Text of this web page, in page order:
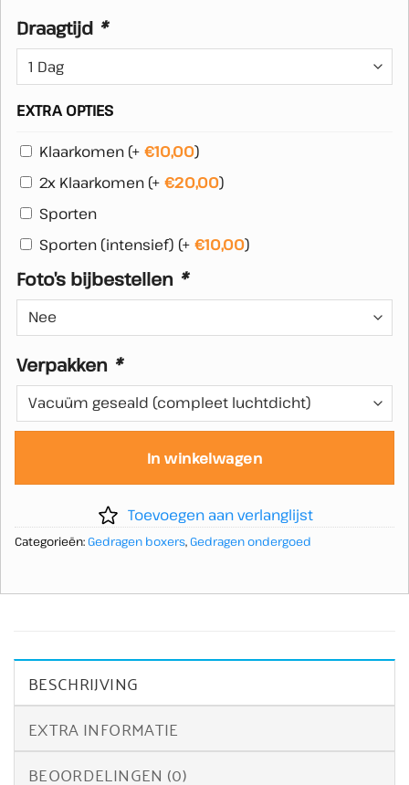
Draagtijd *
EXTRA OPTIES
Klaarkomen (+ €10,00)
2x Klaarkomen (+ €20,00)
Sporten
Sporten (intensief) (+ €10,00)
Foto’s bijbestellen *
Verpakken *
In winkelwagen
Toevoegen aan verlanglijst
Categorieën:Gedragen boxers,Gedragen ondergoed
BESCHRIJVING
EXTRA INFORMATIE
BEOORDELINGEN (0)